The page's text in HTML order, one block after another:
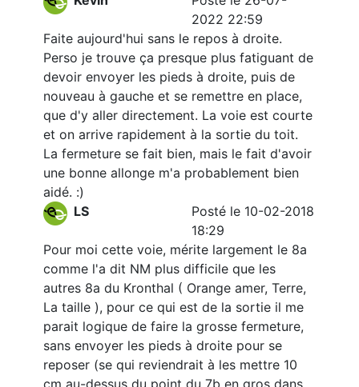
2022 22:59
Faite aujourd'hui sans le repos à droite.
Perso je trouve ça presque plus fatiguant de
devoir envoyer les pieds à droite, puis de
nouveau à gauche et se remettre en place,
que d'y aller directement. La voie est courte
et on arrive rapidement à la sortie du toit.
La fermeture se fait bien, mais le fait d'avoir
une bonne allonge m'a probablement bien
aidé. :)
LS
Posté le 10-02-2018
18:29
Pour moi cette voie, mérite largement le 8a
comme l'a dit NM plus difficile que les
autres 8a du Kronthal ( Orange amer, Terre,
La taille ), pour ce qui est de la sortie il me
parait logique de faire la grosse fermeture,
sans envoyer les pieds à droite pour se
reposer (se qui reviendrait à les mettre 10
cm au-dessus du point du 7b en gros dans